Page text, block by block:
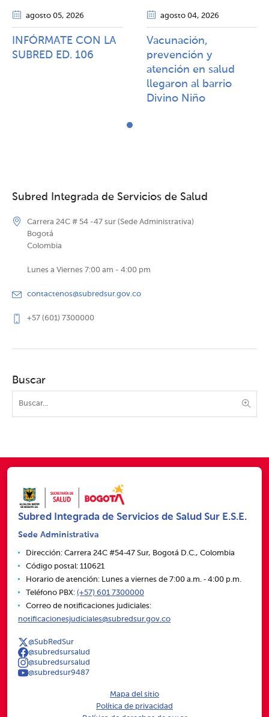
agosto 05, 2026
INFÓRMATE CON LA
SUBRED ED. 106
agosto 04, 2026
Vacunación,
prevención y
atención en salud
llegaron al barrio
Divino Niño
Subred Integrada de Servicios de Salud
Carrera 24C # 54 -47 sur (Sede Administrativa)
Bogotá
Colombia
Lunes a Viernes 7:00 am - 4:00 pm
contactenos@subredsur.gov.co
+57 (601) 7300000
Buscar
Subred Integrada de Servicios de Salud Sur E.S.E.
Sede Administrativa
Dirección: Carrera 24C #54‑47 Sur, Bogotá D.C., Colombia
Código postal: 110621
Horario de atención: Lunes a viernes de 7:00 a.m. ‑ 4:00 p.m.
Teléfono PBX: (+57) 601 7300000
Correo de notificaciones judiciales:
notificacionesjudiciales@subredsur.gov.co
@SubRedSur
@subredsursalud
@subredsursalud
@subredsur9487
Mapa del sitio
Política de privacidad